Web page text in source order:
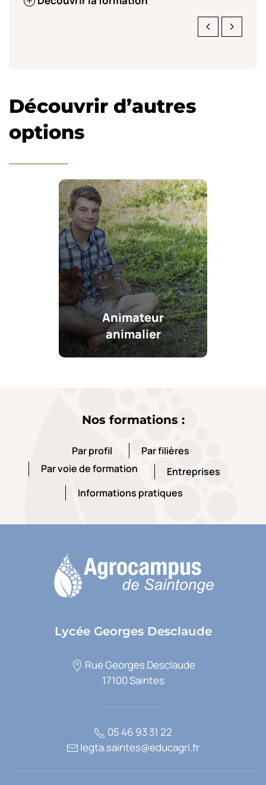
Découvrir d’autres
options
Animateur
animalier
Nos formations :
Par profil
Par profil
Par filières
Par filières
Par voie de formation
Par voie de formation
Entreprises
Informations pratiques
Lycée Georges Desclaude
Rue Georges Desclaude
17100 Saintes
05 46 93 31 22
legta.saintes@educagri.fr